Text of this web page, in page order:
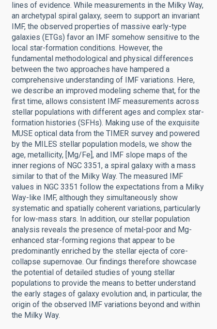
lines of evidence. While measurements in the Milky Way,
an archetypal spiral galaxy, seem to support an invariant
IMF, the observed properties of massive early-type
galaxies (ETGs) favor an IMF somehow sensitive to the
local star-formation conditions. However, the
fundamental methodological and physical differences
between the two approaches have hampered a
comprehensive understanding of IMF variations. Here,
we describe an improved modeling scheme that, for the
first time, allows consistent IMF measurements across
stellar populations with different ages and complex star-
formation histories (SFHs). Making use of the exquisite
MUSE optical data from the TIMER survey and powered
by the MILES stellar population models, we show the
age, metallicity, [Mg/Fe], and IMF slope maps of the
inner regions of NGC 3351, a spiral galaxy with a mass
similar to that of the Milky Way. The measured IMF
values in NGC 3351 follow the expectations from a Milky
Way-like IMF, although they simultaneously show
systematic and spatially coherent variations, particularly
for low-mass stars. In addition, our stellar population
analysis reveals the presence of metal-poor and Mg-
enhanced star-forming regions that appear to be
predominantly enriched by the stellar ejecta of core-
collapse supernovae. Our findings therefore showcase
the potential of detailed studies of young stellar
populations to provide the means to better understand
the early stages of galaxy evolution and, in particular, the
origin of the observed IMF variations beyond and within
the Milky Way.